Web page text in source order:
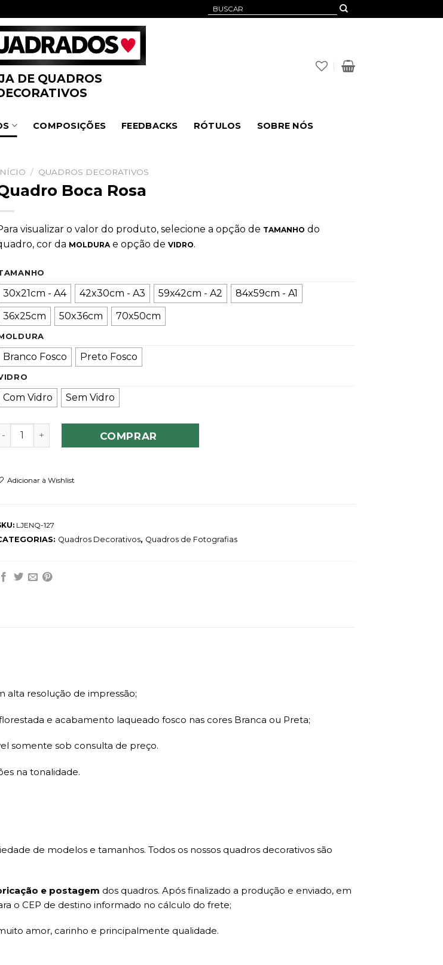
Pesquisar
por:
DE QUADROS
COMPOSIÇÕES FEEDBACKS RÓTULOS SOBRE NÓS
/ QUADROS DECORATIVOS
Boca Rosa
visualizar o valor do produto, selecione a opção de TAMANHO do
cor da MOLDURA e opção de VIDRO.
30x21cm - A4 42x30cm - A3 59x42cm - A2
84x59cm - A1
36x25cm
50x36cm 70x50cm
Branco Fosco Preto Fosco
Com Vidro Sem Vidro
Quadro Boca Rosa quantidade
COMPRAR
Adicionar à Wishlist
LJENQ-127
Quadros Decorativos, Quadros de Fotografias
alta resolução de impressão;
e acabamento laqueado fosco nas cores Branca ou Preta;
somente sob consulta de preço.
na tonalidade.
de modelos e tamanhos. Todos os nossos quadros decorativos são
e postagem dos quadros. Após finalizado a produção e enviado, em
o CEP de destino informado no cálculo do frete;
amor, carinho e principalmente qualidade.